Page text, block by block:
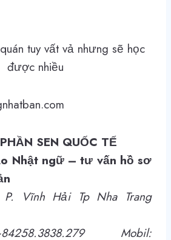
tuy vất vả nhưng sẽ học
được nhiều
SEN QUỐC TẾ
Nhật ngữ – tư vấn hồ sơ
Vĩnh Hải Tp Nha Trang
Mobil: